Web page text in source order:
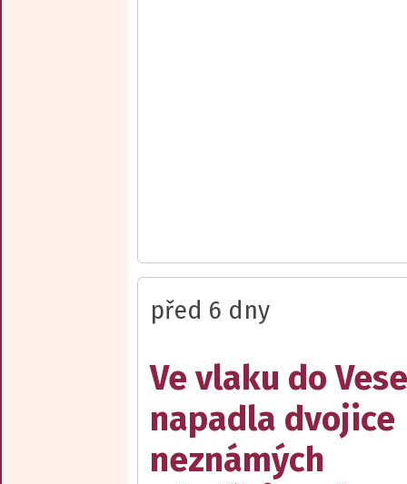
před 6 dny
Ve vlaku do
napadla dvojice
neznámých